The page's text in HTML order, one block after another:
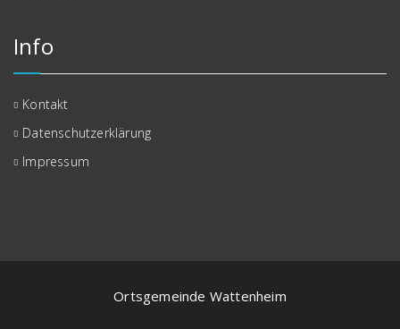
Info
Kontakt
Datenschutzerklärung
Impressum
Ortsgemeinde Wattenheim